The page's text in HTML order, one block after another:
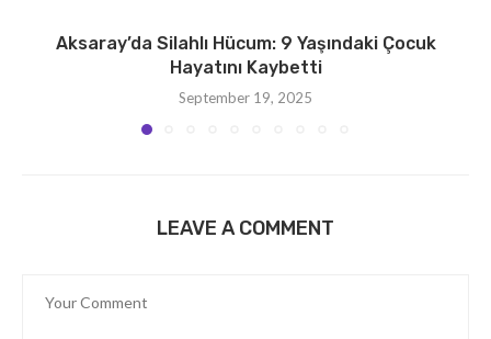
Aksaray’da Silahlı Hücum: 9 Yaşındaki Çocuk
Hayatını Kaybetti
September 19, 2025
LEAVE A COMMENT